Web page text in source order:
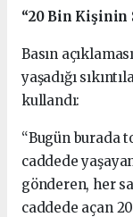
“20 Bin Kişinin
Basın
yaşadığı
kullandı:
“Bugün burada
caddede
gönderen, her
caddede açan